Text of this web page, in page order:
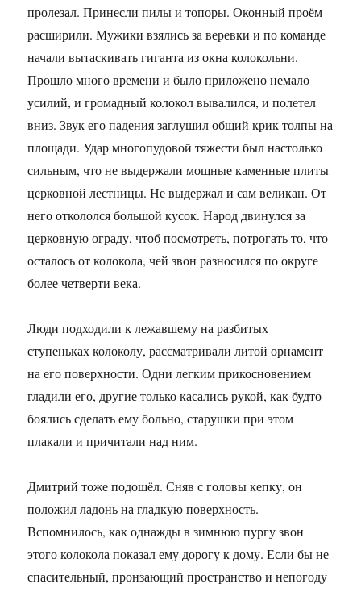
пролезал. Принесли пилы и топоры. Оконный проём
расширили. Мужики взялись за веревки и по команде
начали вытаскивать гиганта из окна колокольни.
Прошло много времени и было приложено немало
усилий, и громадный колокол вывалился, и полетел
вниз. Звук его падения заглушил общий крик толпы на
площади. Удар многопудовой тяжести был настолько
сильным, что не выдержали мощные каменные плиты
церковной лестницы. Не выдержал и сам великан. От
него откололся большой кусок. Народ двинулся за
церковную ограду, чтоб посмотреть, потрогать то, что
осталось от колокола, чей звон разносился по округе
более четверти века.
Люди подходили к лежавшему на разбитых
ступеньках колоколу, рассматривали литой орнамент
на его поверхности. Одни легким прикосновением
гладили его, другие только касались рукой, как будто
боялись сделать ему больно, старушки при этом
плакали и причитали над ним.
Дмитрий тоже подошёл. Сняв с головы кепку, он
положил ладонь на гладкую поверхность.
Вспомнилось, как однажды в зимнюю пургу звон
этого колокола показал ему дорогу к дому. Если бы не
спасительный, пронзающий пространство и непогоду